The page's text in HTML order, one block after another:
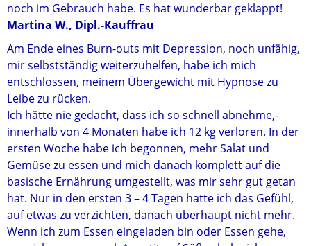
noch im Gebrauch habe. Es hat wunderbar geklappt!
Martina W., Dipl.-Kauffrau
Am Ende eines Burn-outs mit Depression, noch unfähig,
mir selbstständig weiterzuhelfen, habe ich mich
entschlossen, meinem Übergewicht mit Hypnose zu
Leibe zu rücken.
Ich hätte nie gedacht, dass ich so schnell abnehme,-
innerhalb von 4 Monaten habe ich 12 kg verloren. In der
ersten Woche habe ich begonnen, mehr Salat und
Gemüse zu essen und mich danach komplett auf die
basische Ernährung umgestellt, was mir sehr gut getan
hat. Nur in den ersten 3 – 4 Tagen hatte ich das Gefühl,
auf etwas zu verzichten, danach überhaupt nicht mehr.
Wenn ich zum Essen eingeladen bin oder Essen gehe,